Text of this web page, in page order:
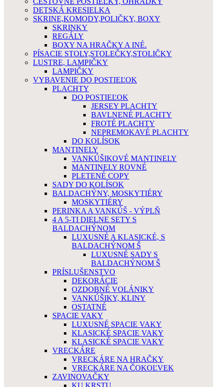
DETSKÁ KRESIELKA
SKRINE,KOMODY,POLIČKY, BOXY
SKRINKY
REGÁLY
BOXY NA HRAČKY A INÉ.
PÍSACIE STOLY,STOLEČKY,STOLIČKY
LUSTRE, LAMPIČKY
LAMPIČKY
VYBAVENIE DO POSTIEĽOK
PLACHTY
DO POSTIEĽOK
JERSEY PLACHTY
BAVLNENÉ PLACHTY
FROTÉ PLACHTY
NEPREMOKAVÉ PLACHTY
DO KOLÍSOK
MANTINELY
VANKÚŠIKOVÉ MANTINELY
MANTINELY ROVNÉ
PLETENÉ COPY
SADY DO KOLÍSOK
BALDACHÝNY, MOSKYTIÉRY
MOSKYTIÉRY
PERINKA A VANKÚŠ - VÝPLŇ
4 A 5-TI DIELNE SETY S
BALDACHÝNOM
LUXUSNÉ A KLASICKÉ, S
BALDACHÝNOM Š
LUXUSNÉ SADY S
BALDACHÝNOM Š
PRÍSLUŠENSTVO
DEKORÁCIE
OZDOBNÉ VOLÁNIKY
VANKÚŠIKY, KLINY
OSTATNÉ
SPACIE VAKY
LUXUSNÉ SPACIE VAKY
KLASICKÉ SPACIE VAKY
KLASICKÉ SPACIE VAKY
VRECKÁRE
VRECKÁRE NA HRAČKY
VRECKÁRE NA ČOKOĽVEK
ZAVINOVAČKY